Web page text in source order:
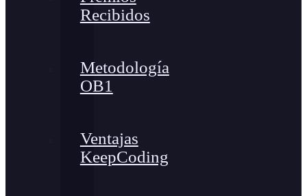
Recibidos
Metodología
OB1
Ventajas
KeepCoding